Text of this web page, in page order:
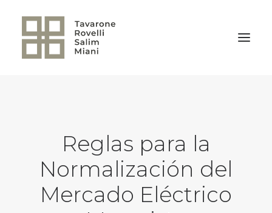
Reglas para la
Normalización del
Mercado Eléctrico